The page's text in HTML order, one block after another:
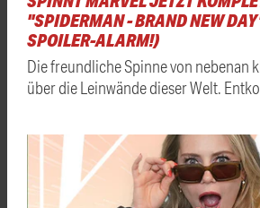
"SPIDERMAN - BRAND NEW
SPOILER-ALARM!)
Die freundliche Spinne von nebenan
über die Leinwände dieser Welt.